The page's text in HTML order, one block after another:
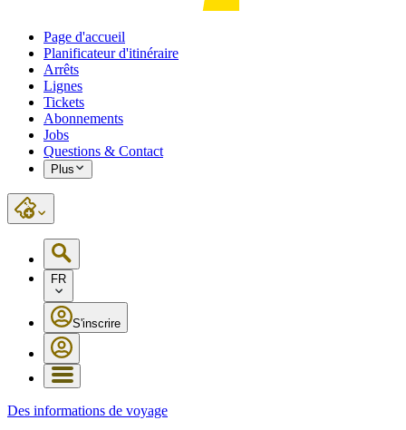
Page d'accueil
Planificateur d'itinéraire
Arrêts
Lignes
Tickets
Abonnements
Jobs
Questions & Contact
Plus
FR
S'inscrire
Des informations de voyage